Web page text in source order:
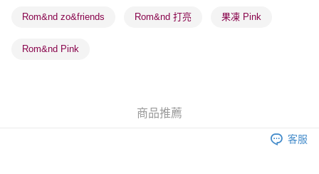
確認發貨後1-3 工作天送達，訂單將隨機分配至SF順豐速運或京東
每筆HK$65.00，滿HK$300.00或以上免運費
每筆HK$20.00，滿HK$100.00或以上免運費
(澳門門市) 只顯示可選門市。確認發貨後2-5個工作天到店，3天內
Rom&nd zo&friends Rom&nd 打亮 果凍 Pink
Rom&nd Pink
商品推薦
客服